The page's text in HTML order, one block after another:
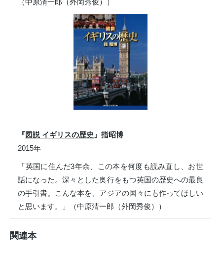
（中原清一郎（外岡秀俊））
『 図説 イギリスの歴史 』指昭博
2015年
「英国に住んだ3年余、この本を何度も読み直し、お世
話になった。深々とした奥行をもつ英国の歴史への最良
の手引書。こんな本を、アジアの国々にも作ってほしい
と思います。」（中原清一郎（外岡秀俊））
関連本